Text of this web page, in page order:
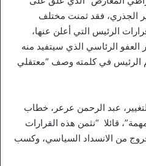
الجذري، فقد ثمنت مختلف
الرئيس التي أعلن عنها،
الرئاسي الذي سيتفيد منه
الرئيس في كلمته وصف “معتقلي
عبد الرحمن عرعر، خطاب
قائلا “نثمن هذه القرارات
من الانسداد السياسي، وكسب